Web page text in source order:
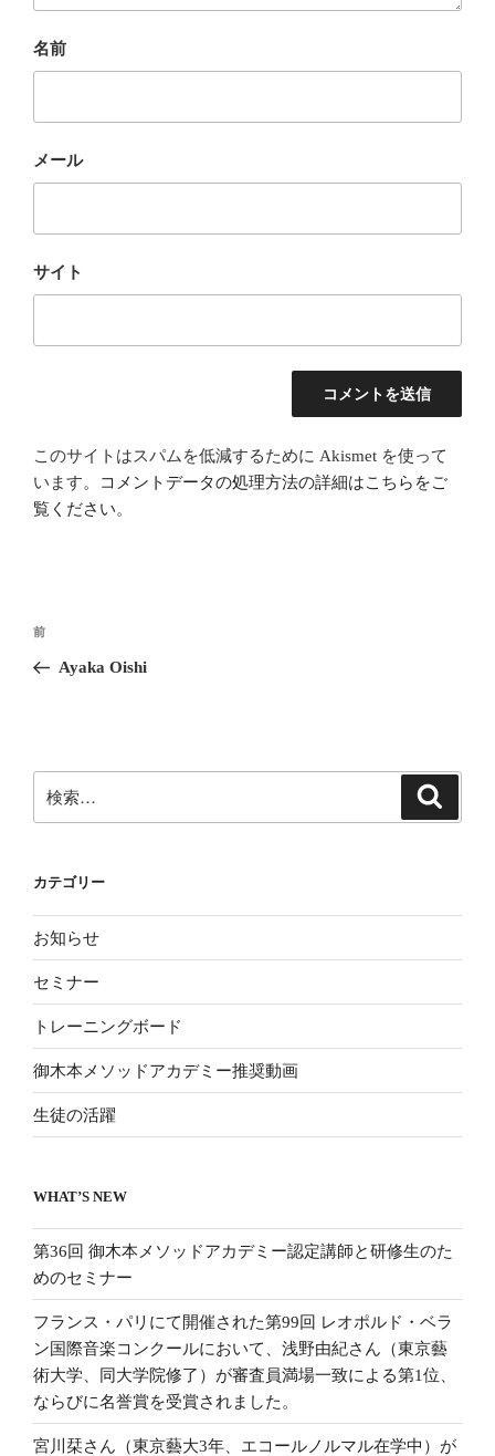
名前
メール
サイト
このサイトはスパムを低減するために Akismet を使って
います。
コメントデータの処理方法の詳細はこちらをご
覧ください。
投
ナ
ー
シ
前
の
前
Ayaka Oishi
索:
カテゴリー
お知らせ
セミナー
トレーニングボード
御木本メソッドアカデミー推奨動画
生徒の活躍
WHAT’S NEW
第36回 御木本メソッドアカデミー認定講師と研修生のた
めのセミナー
フランス・パリにて開催された第99回 レオポルド・ベラ
ン国際音楽コンクールにおいて、浅野由紀さん（東京藝
術大学、同大学院修了）が審査員満場一致による第1位、
ならびに名誉賞を受賞されました。
宮川栞さん（東京藝大3年、エコールノルマル在学中）が